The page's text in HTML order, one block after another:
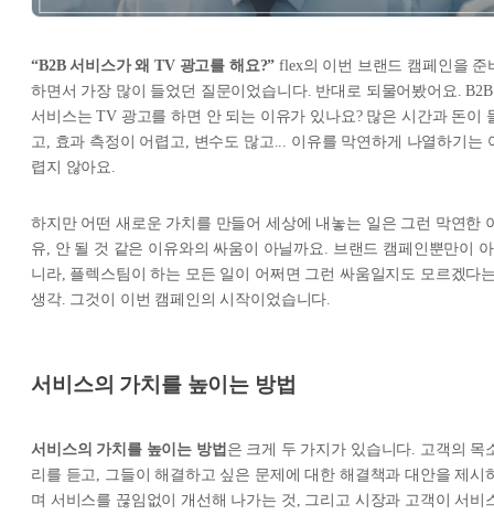
“B2B 서비스가 왜 TV 광고를 해요?” flex의 이번 브랜드 캠페인을 준
하면서 가장 많이 들었던 질문이었습니다. 반대로 되물어봤어요. B2B
서비스는 TV 광고를 하면 안 되는 이유가 있나요? 많은 시간과 돈이
고, 효과 측정이 어렵고, 변수도 많고... 이유를 막연하게 나열하기는
렵지 않아요.
하지만 어떤 새로운 가치를 만들어 세상에 내놓는 일은 그런 막연한
유, 안 될 것 같은 이유와의 싸움이 아닐까요. 브랜드 캠페인뿐만이 아
니라, 플렉스팀이 하는 모든 일이 어쩌면 그런 싸움일지도 모르겠다
생각. 그것이 이번 캠페인의 시작이었습니다.
서비스의 가치를 높이는 방법
서비스의 가치를 높이는 방법 은 크게 두 가지가 있습니다. 고객의 목
리를 듣고, 그들이 해결하고 싶은 문제에 대한 해결책과 대안을 제시
며 서비스를 끊임없이 개선해 나가는 것, 그리고 시장과 고객이 서비